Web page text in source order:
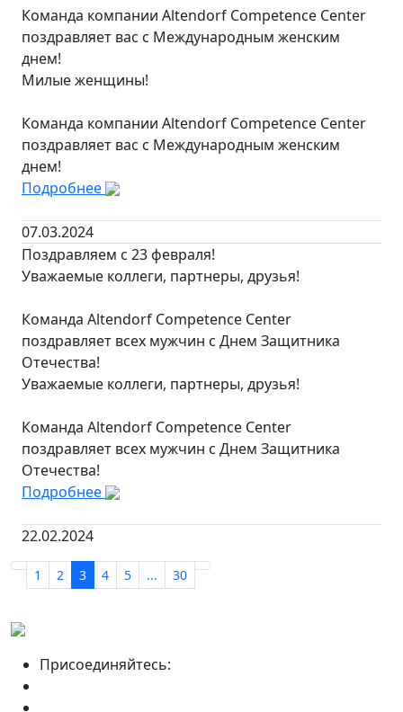
Команда компании Altendorf Competence Center
поздравляет вас с Международным женским
днем!
Милые женщины!
Команда компании Altendorf Competence Center
поздравляет вас с Международным женским
днем!
Подробнее
07.03.2024
Поздравляем с 23 февраля!
Уважаемые коллеги, партнеры, друзья!
Команда Altendorf Competence Center
поздравляет всех мужчин с Днем Защитника
Отечества!
Уважаемые коллеги, партнеры, друзья!
Команда Altendorf Competence Center
поздравляет всех мужчин с Днем Защитника
Отечества!
Подробнее
22.02.2024
1 2 3 4 5 ... 30
Присоединяйтесь: